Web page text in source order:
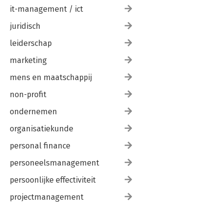
it-management / ict
juridisch
leiderschap
marketing
mens en maatschappij
non-profit
ondernemen
organisatiekunde
personal finance
personeelsmanagement
persoonlijke effectiviteit
projectmanagement